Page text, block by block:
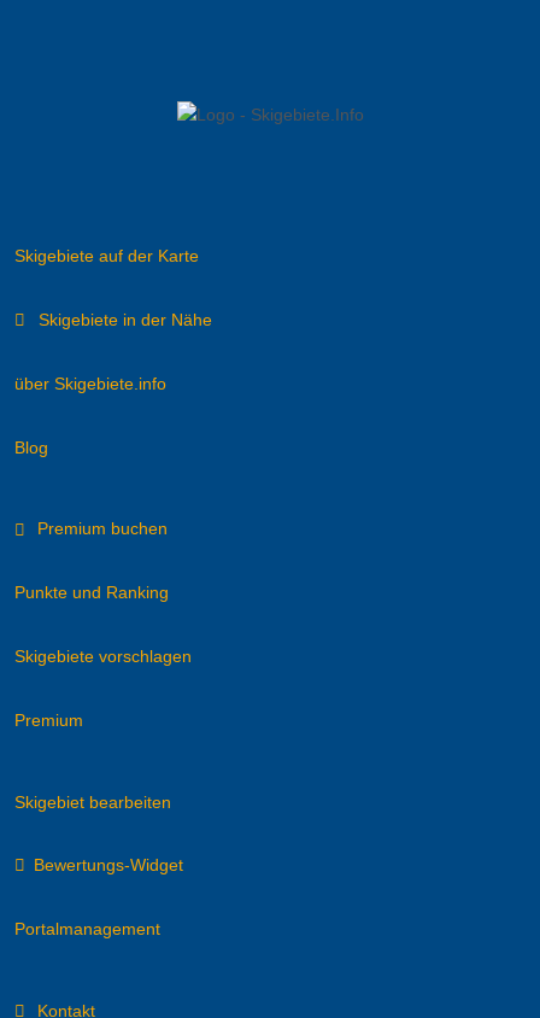
Skigebiete auf der Karte
Skigebiete in der Nähe
über Skigebiete.info
Blog
Premium buchen
Punkte und Ranking
Skigebiete vorschlagen
Premium
Skigebiet bearbeiten
Bewertungs-Widget
Portalmanagement
Kontakt